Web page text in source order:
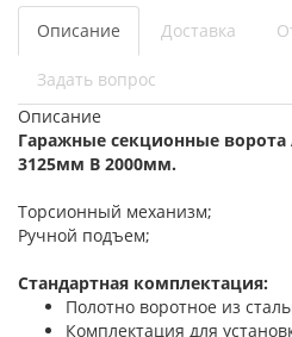
Описание Доставка
Задать вопрос
Описание
Гаражные секционные ворота
3125мм В 2000мм.
Торсионный механизм;
Ручной подъем;
Стандартная комплектация:
Полотно воротное из
Комплектация для